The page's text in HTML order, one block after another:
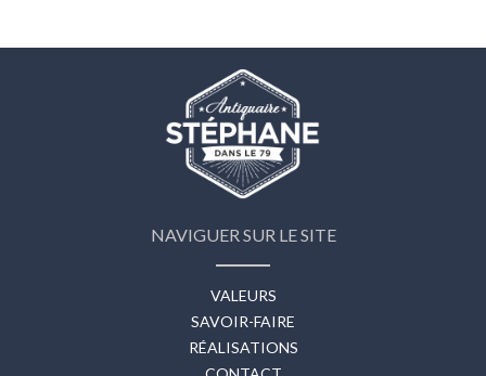
NAVIGUER SUR LE SITE
VALEURS
SAVOIR-FAIRE
RÉALISATIONS